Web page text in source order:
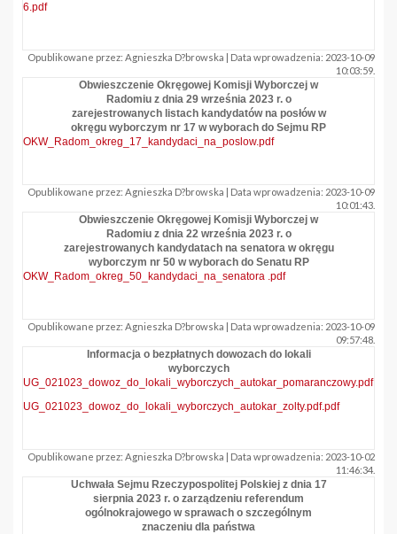
6.pdf
Opublikowane przez: Agnieszka D?browska | Data wprowadzenia: 2023-10-09
10:03:59.
Obwieszczenie Okręgowej Komisji Wyborczej w
Radomiu z dnia 29 września 2023 r. o
zarejestrowanych listach kandydatów na posłów w
okręgu wyborczym nr 17 w wyborach do Sejmu RP
OKW_Radom_okreg_17_kandydaci_na_poslow.pdf
Opublikowane przez: Agnieszka D?browska | Data wprowadzenia: 2023-10-09
10:01:43.
Obwieszczenie Okręgowej Komisji Wyborczej w
Radomiu z dnia 22 września 2023 r. o
zarejestrowanych kandydatach na senatora w okręgu
wyborczym nr 50 w wyborach do Senatu RP
OKW_Radom_okreg_50_kandydaci_na_senatora .pdf
Opublikowane przez: Agnieszka D?browska | Data wprowadzenia: 2023-10-09
09:57:48.
Informacja o bezpłatnych dowozach do lokali
wyborczych
UG_021023_dowoz_do_lokali_wyborczych_autokar_pomaranczowy.pdf
UG_021023_dowoz_do_lokali_wyborczych_autokar_zolty.pdf.pdf
Opublikowane przez: Agnieszka D?browska | Data wprowadzenia: 2023-10-02
11:46:34.
Uchwała Sejmu Rzeczypospolitej Polskiej z dnia 17
sierpnia 2023 r. o zarządzeniu referendum
ogólnokrajowego w sprawach o szczególnym
znaczeniu dla państwa